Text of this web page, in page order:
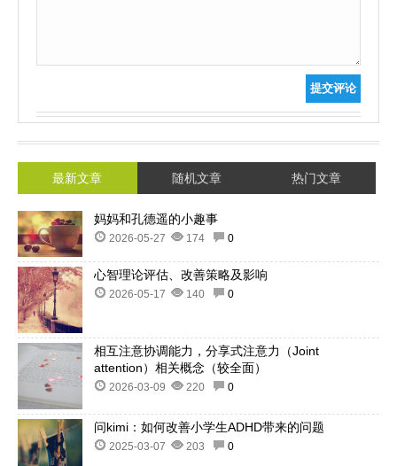
提交评论
最新文章 随机文章 热门文章
妈妈和孔德遥的小趣事
2026-05-27 174 0
心智理论评估、改善策略及影响
2026-05-17 140 0
相互注意协调能力，分享式注意力（Joint
attention）相关概念（较全面）
2026-03-09 220 0
问kimi：如何改善小学生ADHD带来的问题
2025-03-07 203 0